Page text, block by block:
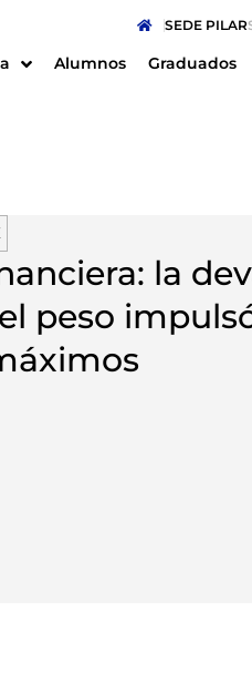
SEDE PILAR
Alumnos Graduados
la
peso